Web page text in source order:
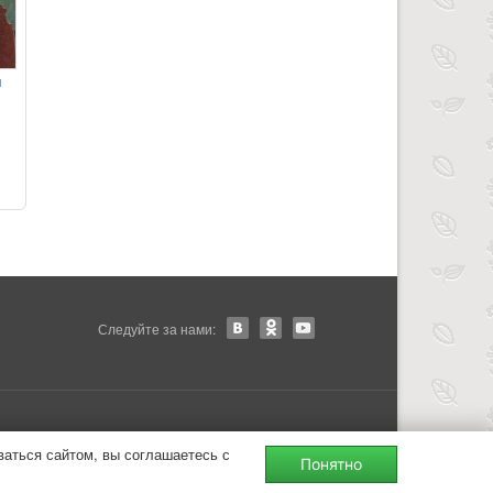
Следуйте за нами:
сайтом, вы соглашаетесь с Понятно